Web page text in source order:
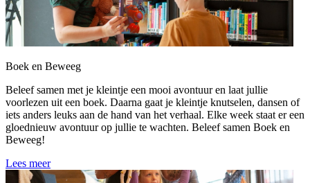
Boek en Beweeg
Beleef samen met je kleintje een mooi avontuur en laat jullie
voorlezen uit een boek. Daarna gaat je kleintje knutselen, dansen of
iets anders leuks aan de hand van het verhaal. Elke week staat er een
gloednieuw avontuur op jullie te wachten. Beleef samen Boek en
Beweeg!
Lees meer